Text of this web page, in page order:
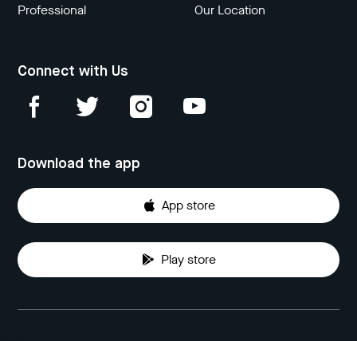
Professional
Our Location
Connect with Us
Download the app
App store
Play store